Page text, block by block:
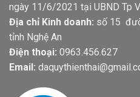
ngày 11/6/2021 tại UBND Tp
Địa chỉ Kinh doanh: số 15
tỉnh Nghệ An
Điện thoại: 0963.456.627
Email: